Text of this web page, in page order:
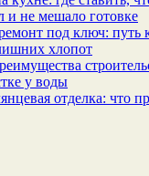
и не мешало готовке
под ключ: путь
хлопот
у воды
отделка: что